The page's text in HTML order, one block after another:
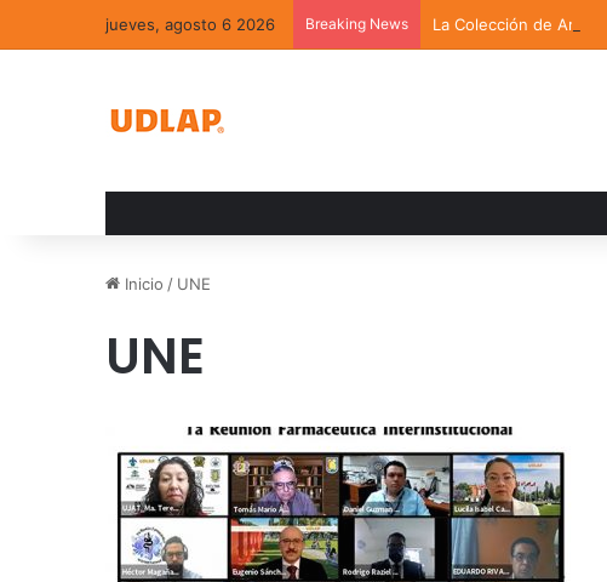
jueves, agosto 6 2026 Breaking News La Colección de Arte
Inicio / UNE
UNE